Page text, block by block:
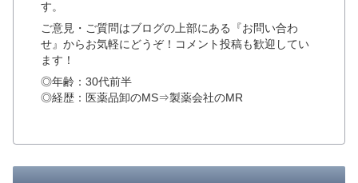
す。
ご意見・ご質問はブログの上部にある『お問い合わ
せ』からお気軽にどうぞ！コメント投稿も歓迎してい
ます！
◎年齢：30代前半
◎経歴：医薬品卸のMS⇒製薬会社のMR